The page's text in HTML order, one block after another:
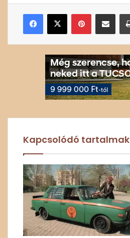
Facebook
X PinterestMegosztás email-ben
Kapcsolódó tartalmak